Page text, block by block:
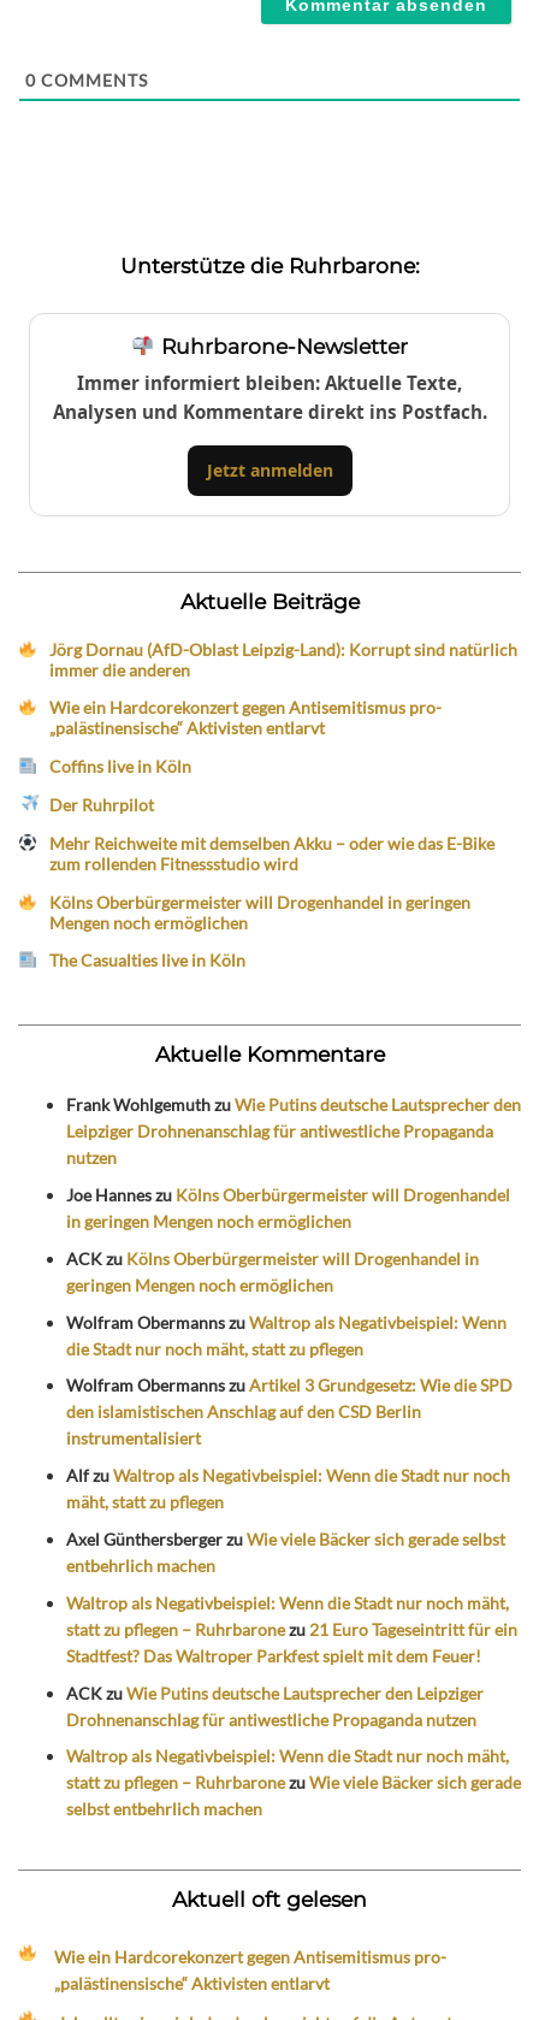
0 COMMENTS
Unterstütze die Ruhrbarone:
Ruhrbarone-Newsletter
Immer informiert bleiben: Aktuelle Texte,
Analysen und Kommentare direkt ins Postfach.
Jetzt anmelden
Aktuelle Beiträge
Jörg Dornau (AfD-Oblast Leipzig-Land): Korrupt sind natürlich
immer die anderen
Wie ein Hardcorekonzert gegen Antisemitismus pro-
„palästinensische“ Aktivisten entlarvt
Coffins live in Köln
Der Ruhrpilot
Mehr Reichweite mit demselben Akku – oder wie das E-Bike
zum rollenden Fitnessstudio wird
Kölns Oberbürgermeister will Drogenhandel in geringen
Mengen noch ermöglichen
The Casualties live in Köln
Aktuelle Kommentare
Frank WohlgemuthzuWie Putins deutsche Lautsprecher den
Leipziger Drohnenanschlag für antiwestliche Propaganda
nutzen
Joe Hanneszu Kölns Oberbürgermeister will Drogenhandel
in geringen Mengen noch ermöglichen
ACKzu Kölns Oberbürgermeister will Drogenhandel in
geringen Mengen noch ermöglichen
Wolfram ObermannszuWaltrop als Negativbeispiel: Wenn
die Stadt nur noch mäht, statt zu pflegen
Wolfram ObermannszuArtikel 3 Grundgesetz: Wie die SPD
den islamistischen Anschlag auf den CSD Berlin
instrumentalisiert
AlfzuWaltrop als Negativbeispiel: Wenn die Stadt nur noch
mäht, statt zu pflegen
Axel GünthersbergerzuWie viele Bäcker sich gerade selbst
entbehrlich machen
Waltrop als Negativbeispiel: Wenn die Stadt nur noch mäht,
statt zu pflegen – Ruhrbaronezu 21 Euro Tageseintritt für ein
Stadtfest? Das Waltroper Parkfest spielt mit dem Feuer!
ACKzuWie Putins deutsche Lautsprecher den Leipziger
Drohnenanschlag für antiwestliche Propaganda nutzen
Waltrop als Negativbeispiel: Wenn die Stadt nur noch mäht,
statt zu pflegen – RuhrbaronezuWie viele Bäcker sich gerade
selbst entbehrlich machen
Aktuell oft gelesen
Wie ein Hardcorekonzert gegen Antisemitismus pro-
„palästinensische“ Aktivisten entlarvt